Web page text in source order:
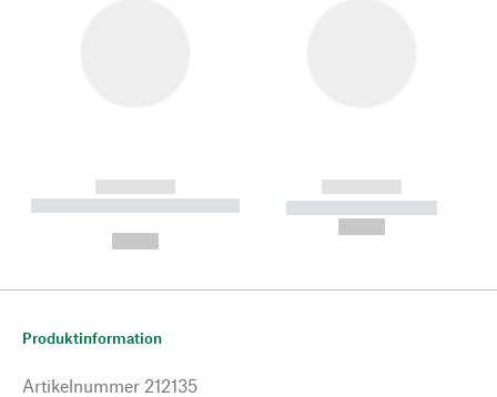
------------
----------- ----------- --------
------------
----------- -----------
Produktinformation
Artikelnummer 212135